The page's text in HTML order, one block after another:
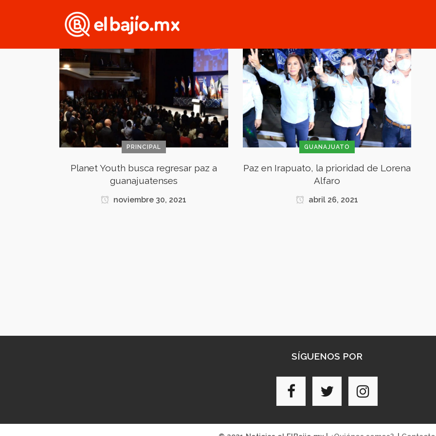
PRINCIPAL
Planet Youth busca regresar paz a
guanajuatenses
noviembre 30, 2021
GUANAJUATO
Paz en Irapuato, la prioridad de Lorena
Alfaro
abril 26, 2021
SÍGUENOS POR